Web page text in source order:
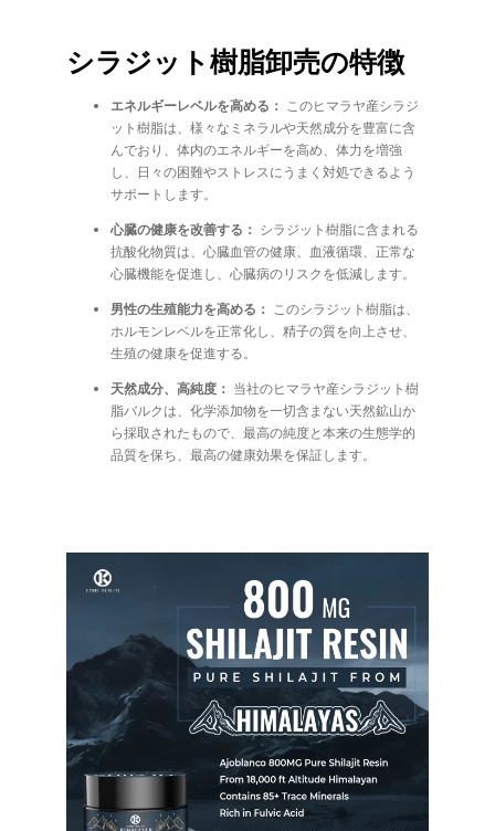
シラジット樹脂卸売の特徴
エネルギーレベルを高める： このヒマラヤ産シラジ
ット樹脂は、様々なミネラルや天然成分を豊富に含
んでおり、体内のエネルギーを高め、体力を増強
し、日々の困難やストレスにうまく対処できるよう
サポートします。
心臓の健康を改善する： シラジット樹脂に含まれる
抗酸化物質は、心臓血管の健康、血液循環、正常な
心臓機能を促進し、心臓病のリスクを低減します。
男性の生殖能力を高める： このシラジット樹脂は、
ホルモンレベルを正常化し、精子の質を向上させ、
生殖の健康を促進する。
天然成分、高純度： 当社のヒマラヤ産シラジット樹
脂バルクは、化学添加物を一切含まない天然鉱山か
ら採取されたもので、最高の純度と本来の生態学的
品質を保ち、最高の健康効果を保証します。